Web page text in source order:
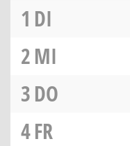
1 DI
2MI
3DO
4FR